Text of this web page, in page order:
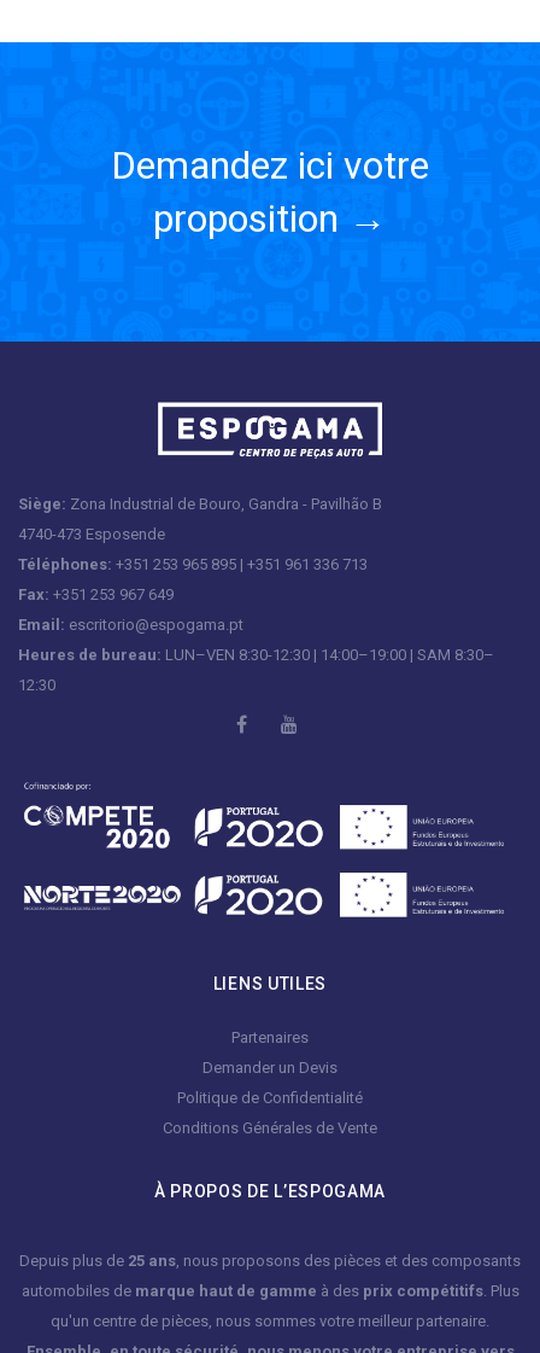
Demandez ici votre
proposition →
Siège: Zona Industrial de Bouro, Gandra - Pavilhão B
4740-473 Esposende
Téléphones: +351 253 965 895 | +351 961 336 713
Fax: +351 253 967 649
Email: escritorio@espogama.pt
Heures de bureau: LUN–VEN 8:30-12:30 | 14:00–19:00 | SAM 8:30–
12:30
LIENS UTILES
Partenaires
Demander un Devis
Politique de Confidentialité
Conditions Générales de Vente
À PROPOS DE L’ESPOGAMA
Depuis plus de 25 ans, nous proposons des pièces et des composants
automobiles de marque haut de gamme à des prix compétitifs. Plus
qu'un centre de pièces, nous sommes votre meilleur partenaire.